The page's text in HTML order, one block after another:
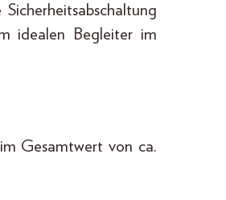
idealen Begleiter im
Gesamtwert von ca.